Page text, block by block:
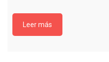
Leer más